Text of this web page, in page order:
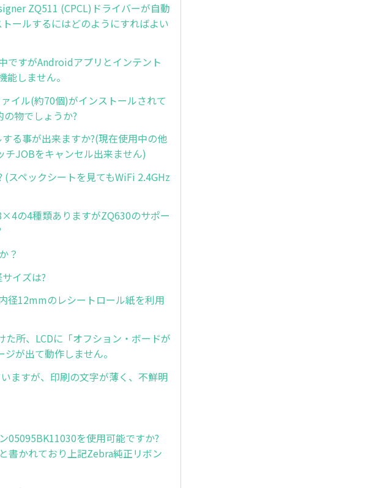
ZQ511 (CPCL)ドライバーが自動
ールするにはどのようにすればよい
ですがAndroidアプリとインテント
しません。
イル(約70個)がインストールされて
物でしょうか?
る事が出来ますか?(現在使用中の他
JOBをキャンセル出来ません)
スペックシートを見てもWiFi 2.4GHz
の4種類ありますがZQ630のサポー
？
イズは?
径12mmのレシートロール紙を利用
所、LCDに「オフション・ボードが
が出て動作しません。
ますが、印刷の文字が薄く、不鮮明
05095BK11030を使用可能ですか?
書かれており上記Zebra純正リボン